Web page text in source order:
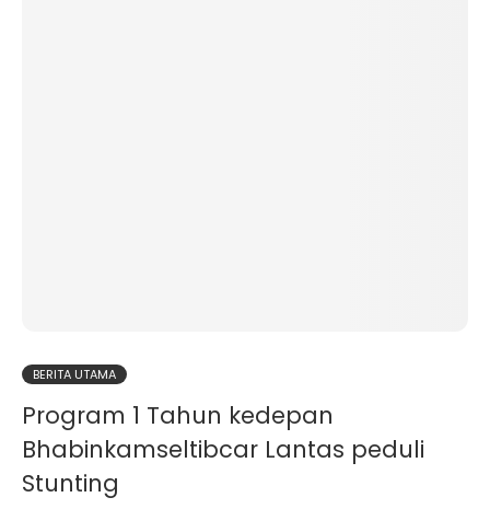
BERITA UTAMA
Program 1 Tahun kedepan
Bhabinkamseltibcar Lantas peduli
Stunting